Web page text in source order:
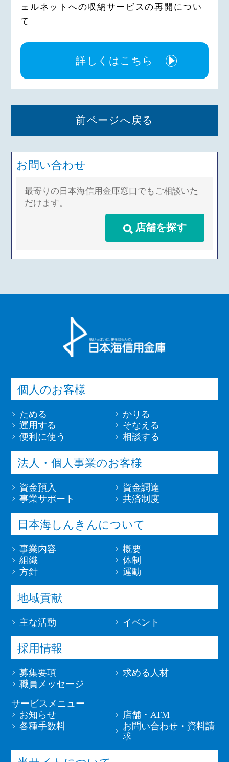
ェルネットへの収納サービスの再開につい
て
詳しくはこちら
前ページへ戻る
お問い合わせ
最寄りの日本海信用金庫窓口でもご相談いた
だけます。
店舗を探す
個人のお客様
ためる
かりる
運用する
そなえる
便利に使う
相談する
法人・個人事業のお客様
資金預入
資金調達
事業サポート
共済制度
日本海しんきんについて
事業内容
概要
組織
体制
方針
運動
地域貢献
主な活動 イベント
採用情報
募集要項
求める人材
職員メッセージ
サービスメニュー
お知らせ
店舗・ATM
各種手数料
お問い合わせ・資料請
求